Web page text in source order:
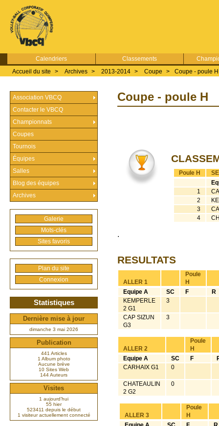
Calendriers Classements
Accueil du site
> Archives > 2013-2014 > Coupe > Coupe - poule H
Coupe - poule H
Poule H
1
2
3
4
.
RESULTATS
ALLER 1
Poule
H
Equipe A
SC F
R
KEMPERLE
2 G1
3
CAP SIZUN
G3
3
ALLER 2
Poule
H
Equipe A
SC F
CARHAIX G1
0
CHATEAULIN
2 G2
0
ALLER 3
Poule
H
Association VBCQ
Contacter le VBCQ
Championnats
Coupes
Tournois
Équipes
Salles
Blog des équipes
Archives
Galerie
Mots-clés
Sites favoris
Plan du site
Connexion
Statistiques
Dernière mise à jour
dimanche 3 mai 2026
Publication
441 Articles
1 Album photo
Aucune brève
10 Sites Web
144 Auteurs
Visites
1 aujourd’hui
55 hier
523411 depuis le début
1 visiteur actuellement connecté